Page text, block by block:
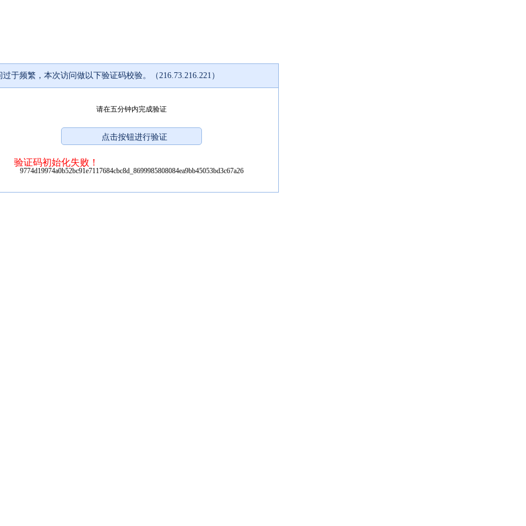
过于频繁，本次访问做以下验证码校验。（216.73.216.221）
请在五分钟内完成验证
验证码初始化失败！
9774d19974a0b52bc91e7117684cbc8d_8699985808084ea9bb45053bd3c67a26